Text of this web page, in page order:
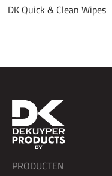
DK Quick & Clean Wipes
PRODUCTEN